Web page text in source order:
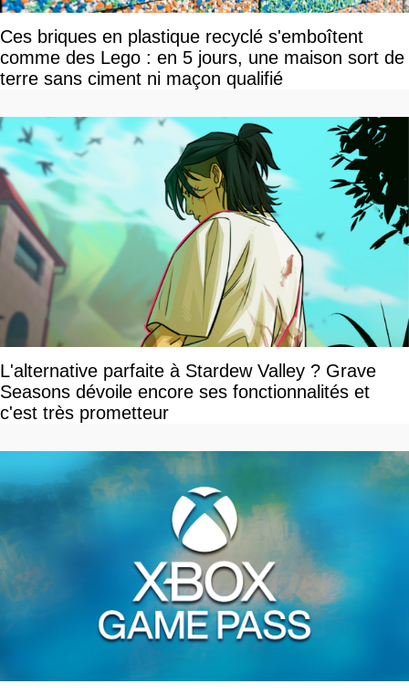
Ces briques en plastique recyclé s'emboîtent
comme des Lego : en 5 jours, une maison sort de
terre sans ciment ni maçon qualifié
L'alternative parfaite à Stardew Valley ? Grave
Seasons dévoile encore ses fonctionnalités et
c'est très prometteur